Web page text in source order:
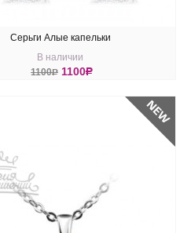
Серьги Алые капельки
В наличии
1100R 1100R